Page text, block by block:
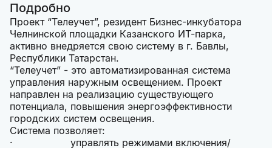
Подробно
Проект “Телеучет”, резидент Бизнес-инкубатора
Челнинской площадки Казанского ИТ-парка,
активно внедряется свою систему в г. Бавлы,
Республики Татарстан.
“Телеучет” - это автоматизированная система
управления наружным освещением. Проект
направлен на реализацию существующего
потенциала, повышения энергоэффективности
городских систем освещения.
Система позволяет:
· управлять режимами включения/